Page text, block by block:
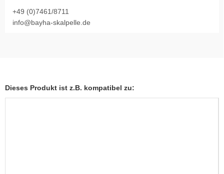
+49 (0)7461/8711
info@bayha-skalpelle.de
Dieses Produkt ist z.B. kompatibel zu: